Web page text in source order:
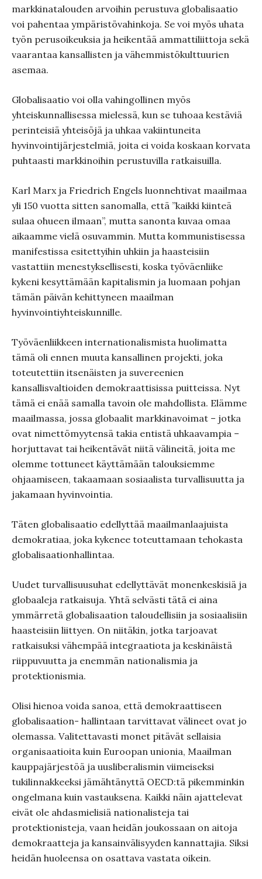
markkinatalouden arvoihin perustuva globalisaatio
voi pahentaa ympäristövahinkoja. Se voi myös uhata
työn perusoikeuksia ja heikentää ammattiliittoja sekä
vaarantaa kansallisten ja vähemmistökulttuurien
asemaa.
Globalisaatio voi olla vahingollinen myös
yhteiskunnallisessa mielessä, kun se tuhoaa kestäviä
perinteisiä yhteisöjä ja uhkaa vakiintuneita
hyvinvointijärjestelmiä, joita ei voida koskaan korvata
puhtaasti markkinoihin perustuvilla ratkaisuilla.
Karl Marx ja Friedrich Engels luonnehtivat maailmaa
yli 150 vuotta sitten sanomalla, että ”kaikki kiinteä
sulaa ohueen ilmaan”, mutta sanonta kuvaa omaa
aikaamme vielä osuvammin. Mutta kommunistisessa
manifestissa esitettyihin uhkiin ja haasteisiin
vastattiin menestyksellisesti, koska työväenliike
kykeni kesyttämään kapitalismin ja luomaan pohjan
tämän päivän kehittyneen maailman
hyvinvointiyhteiskunnille.
Työväenliikkeen internationalismista huolimatta
tämä oli ennen muuta kansallinen projekti, joka
toteutettiin itsenäisten ja suvereenien
kansallisvaltioiden demokraattisissa puitteissa. Nyt
tämä ei enää samalla tavoin ole mahdollista. Elämme
maailmassa, jossa globaalit markkinavoimat – jotka
ovat nimettömyytensä takia entistä uhkaavampia –
horjuttavat tai heikentävät niitä välineitä, joita me
olemme tottuneet käyttämään talouksiemme
ohjaamiseen, takaamaan sosiaalista turvallisuutta ja
jakamaan hyvinvointia.
Täten globalisaatio edellyttää maailmanlaajuista
demokratiaa, joka kykenee toteuttamaan tehokasta
globalisaationhallintaa.
Uudet turvallisuusuhat edellyttävät monenkeskisiä ja
globaaleja ratkaisuja. Yhtä selvästi tätä ei aina
ymmärretä globalisaation taloudellisiin ja sosiaalisiin
haasteisiin liittyen. On niitäkin, jotka tarjoavat
ratkaisuksi vähempää integraatiota ja keskinäistä
riippuvuutta ja enemmän nationalismia ja
protektionismia.
Olisi hienoa voida sanoa, että demokraattiseen
globalisaation- hallintaan tarvittavat välineet ovat jo
olemassa. Valitettavasti monet pitävät sellaisia
organisaatioita kuin Euroopan unionia, Maailman
kauppajärjestöä ja uusliberalismin viimeiseksi
tukilinnakkeeksi jämähtänyttä OECD:tä pikemminkin
ongelmana kuin vastauksena. Kaikki näin ajattelevat
eivät ole ahdasmielisiä nationalisteja tai
protektionisteja, vaan heidän joukossaan on aitoja
demokraatteja ja kansainvälisyyden kannattajia. Siksi
heidän huoleensa on osattava vastata oikein.